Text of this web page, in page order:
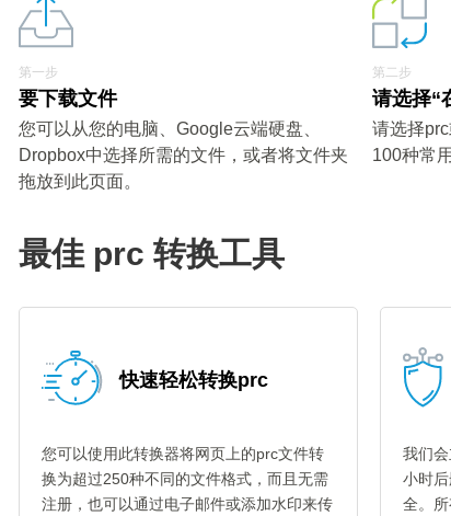
第一步
要下载文件
您可以从您的电脑、Google云端硬盘、
Dropbox中选择所需的文件，或者将文件夹
拖放到此页面。
第二步
请选择“
请选择
100种常
最佳 prc 转换工具
快速轻松转换prc
您可以使用此转换器将网页上的prc文件转
换为超过250种不同的文件格式，而且无需
注册，也可以通过电子邮件或添加水印来传
我们
小时
全。